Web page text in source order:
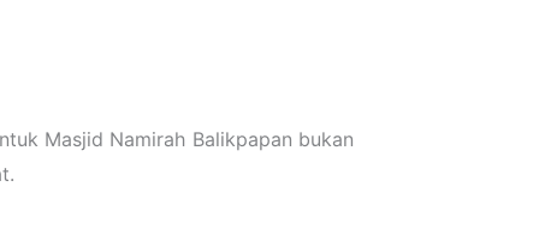
Masjid Namirah Balikpapan bukan